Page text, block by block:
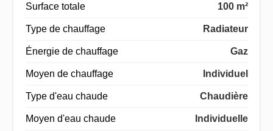
Surface totale 100 m²
Type de chauffage Radiateur
Énergie de chauffage Gaz
Moyen de chauffage Individuel
Type d'eau chaude Chaudière
Moyen d'eau chaude Individuelle